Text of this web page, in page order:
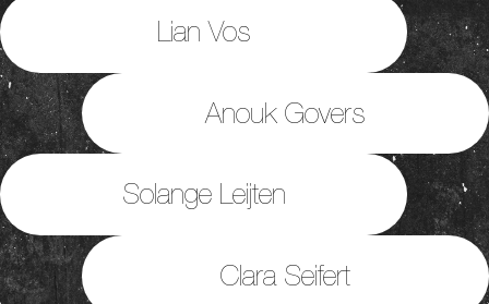
Lian Vos
Anouk Govers
Solange Leijten
Clara Seifert